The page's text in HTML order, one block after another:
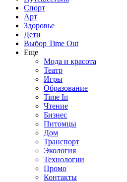
Спорт
Арт
Здоровье
Дети
Выбор Time Out
Еще
Мода и красота
Театр
Игры
Образование
Time In
Чтение
Бизнес
Питомцы
Дом
Транспорт
Экология
Технологии
Промо
Контакты